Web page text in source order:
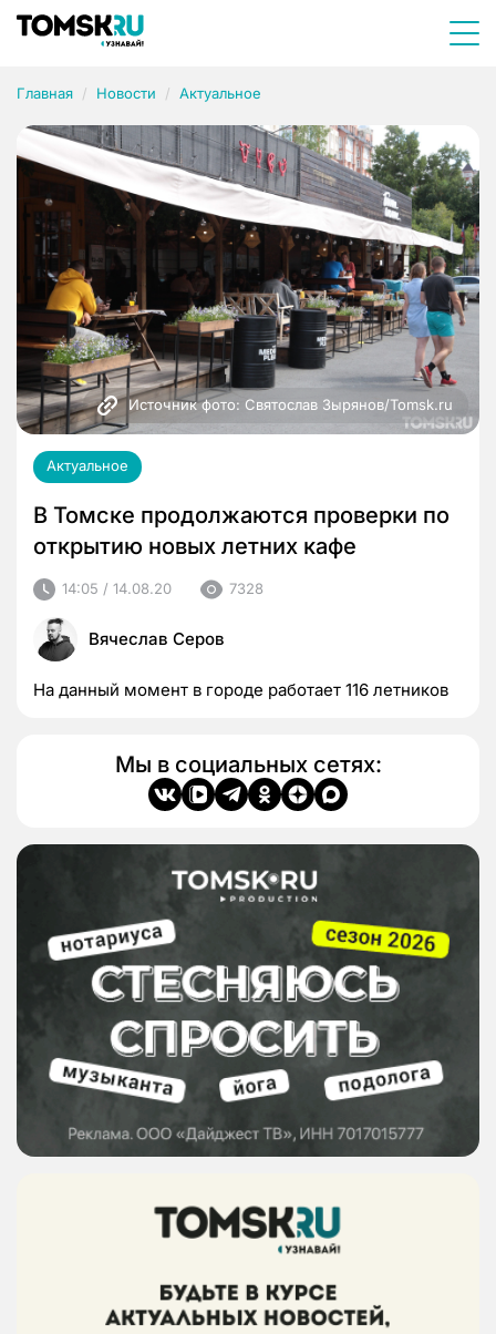
Главная Новости Актуальное
Источник фото: Святослав Зырянов/Tomsk.ru
Актуальное
В Томске продолжаются проверки по
открытию новых летних кафе
14:05 / 14.08.20 7328
Вячеслав Серов
На данный момент в городе работает 116 летников
Мы в социальных сетях: